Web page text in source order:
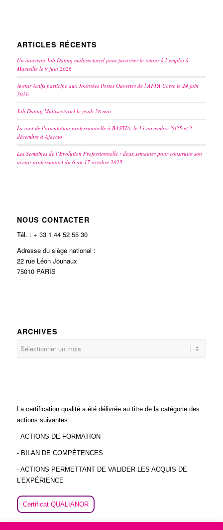
ARTICLES RÉCENTS
Un nouveau Job Dating multisectoriel pour favoriser le retour à l’emploi à
Marseille le 9 juin 2026
Avenir Actifs participe aux Journées Portes Ouvertes de l’AFPA Corse le 24 juin
2026
Job Dating Multisectoriel le jeudi 28 mai
La nuit de l’orientation professionnelle à BASTIA, le 13 novembre 2025 et 2
décembre à Ajaccio
Les Semaines de l’Évolution Professionnelle : deux semaines pour construire son
avenir professionnel du 6 au 17 octobre 2025
NOUS CONTACTER
Tél. : + 33 1 44 52 55 30
Adresse du siège national :
22 rue Léon Jouhaux
75010 PARIS
ARCHIVES
La certification qualité a été délivrée au titre de la catégorie des
actions suivantes :
- ACTIONS DE FORMATION
- BILAN DE COMPÉTENCES
- ACTIONS PERMETTANT DE VALIDER LES ACQUIS DE
L'EXPÉRIENCE
Certificat QUALIANOR